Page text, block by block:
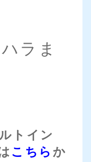
ラま
トイン
こちら か